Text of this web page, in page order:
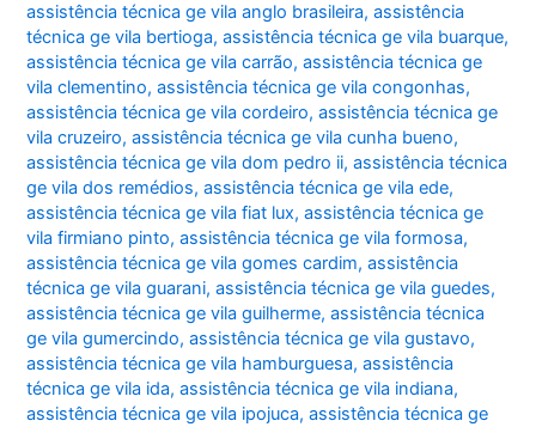
assistência técnica ge vila anglo brasileira,assistência
técnica ge vila bertioga,assistência técnica ge vila buarque,
assistência técnica ge vila carrão,assistência técnica ge
vila clementino,assistência técnica ge vila congonhas,
assistência técnica ge vila cordeiro,assistência técnica ge
vila cruzeiro,assistência técnica ge vila cunha bueno,
assistência técnica ge vila dom pedro ii,assistência técnica
ge vila dos remédios,assistência técnica ge vila ede,
assistência técnica ge vila fiat lux,assistência técnica ge
vila firmiano pinto,assistência técnica ge vila formosa,
assistência técnica ge vila gomes cardim,assistência
técnica ge vila guarani,assistência técnica ge vila guedes,
assistência técnica ge vila guilherme,assistência técnica
ge vila gumercindo,assistência técnica ge vila gustavo,
assistência técnica ge vila hamburguesa,assistência
técnica ge vila ida,assistência técnica ge vila indiana,
assistência técnica ge vila ipojuca,assistência técnica ge